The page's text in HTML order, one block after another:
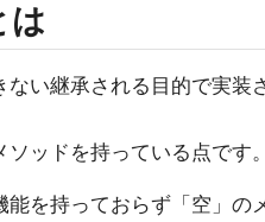
は
い継承される目的で実装
ッドを持っている点です。
を持っておらず「空」の